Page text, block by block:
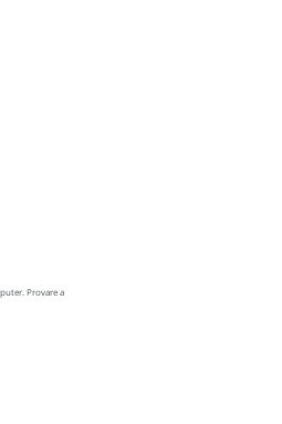
Provare a